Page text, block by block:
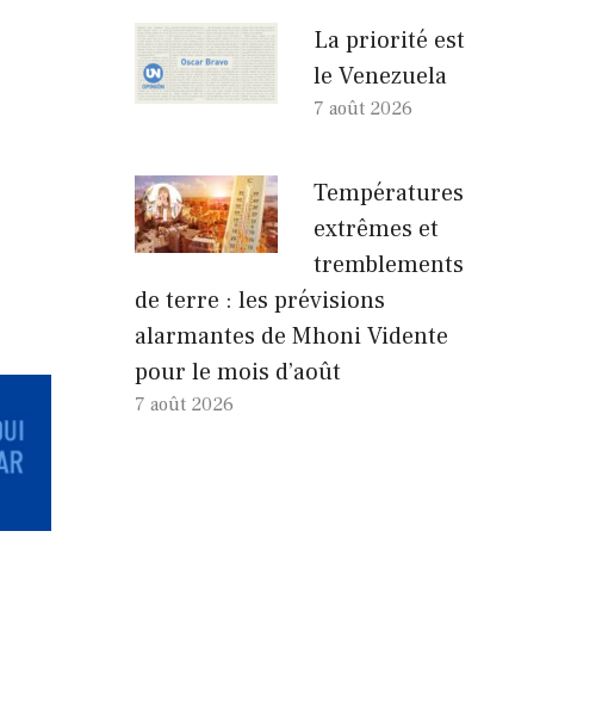
La priorité est
le Venezuela
7 août 2026
Températures
extrêmes et
tremblements
de terre : les prévisions
alarmantes de Mhoni Vidente
pour le mois d’août
7 août 2026